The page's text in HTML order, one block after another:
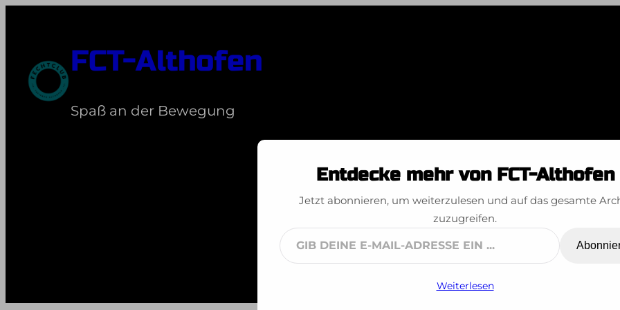
springen FCT-Althofen
Spaß an der Bewegung
ÖM Vöcklabruck
Entdecke mehr von FCT-Althofen
Jetzt abonnieren, um weiterzulesen und auf das gesamte
zuzugreifen.
Gib
deine
Weiterlesen